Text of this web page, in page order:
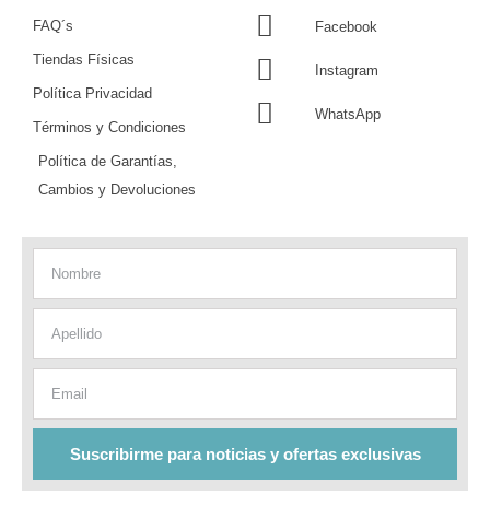
FAQ´s
Tiendas Físicas
Política Privacidad
Términos y Condiciones
Política de Garantías,
Cambios y Devoluciones
Facebook
Instagram
WhatsApp
Suscribirme para noticias y ofertas exclusivas